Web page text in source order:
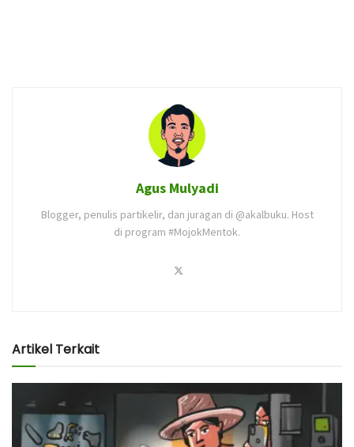
Agus Mulyadi
Blogger, penulis partikelir, dan juragan di @akalbuku. Host
di program #MojokMentok.
Artikel Terkait